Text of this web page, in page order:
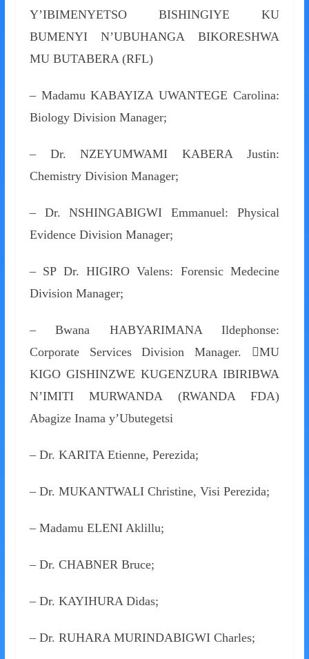
Y’IBIMENYETSO BISHINGIYE KU
BUMENYI N’UBUHANGA BIKORESHWA
MU BUTABERA (RFL)
– Madamu KABAYIZA UWANTEGE Carolina:
Biology Division Manager;
– Dr. NZEYUMWAMI KABERA Justin:
Chemistry Division Manager;
– Dr. NSHINGABIGWI Emmanuel: Physical
Evidence Division Manager;
– SP Dr. HIGIRO Valens: Forensic Medecine
Division Manager;
– Bwana HABYARIMANA Ildephonse:
Corporate Services Division Manager. MU
KIGO GISHINZWE KUGENZURA IBIRIBWA
N’IMITI MURWANDA (RWANDA FDA)
Abagize Inama y’Ubutegetsi
– Dr. KARITA Etienne, Perezida;
– Dr. MUKANTWALI Christine, Visi Perezida;
– Madamu ELENI Aklillu;
– Dr. CHABNER Bruce;
– Dr. KAYIHURA Didas;
– Dr. RUHARA MURINDABIGWI Charles;